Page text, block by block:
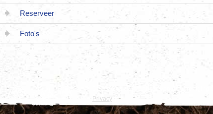
Reserveer
Foto's
Dit is de officiële website van de
Privacy